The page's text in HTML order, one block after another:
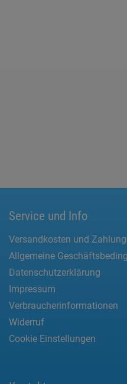
Service und Info
Versandkosten und
Allgemeine
Datenschutzerklärung
Impressum
Verbraucherinformationen
Widerruf
Cookie Einstellungen